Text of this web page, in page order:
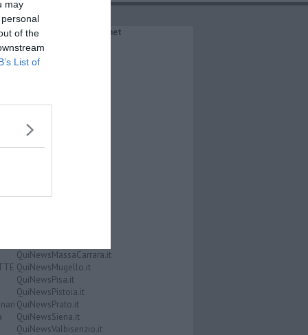
may
of the
List of
IL NETWORK QuiNews.net
QuiNewsAbetone.it
QuiNewsAmiata.it
QuiNewsAnimali.it
QuiNewsCecina.it
QuiNewsCuoio.it
QuiNewsMassaCarrara.it
QuiNewsMugello.it
QuiNewsPisa.it
QuiNewsPistoia.it
QuiNewsPrato.it
QuiNewsSiena.it
QuiNewsValbisenzio.it